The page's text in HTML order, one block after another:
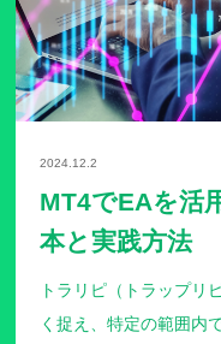
2024.12.2
MT4でEAを活
本と実践方法
トラリピ（トラップリ
く捉え、特定の範囲内